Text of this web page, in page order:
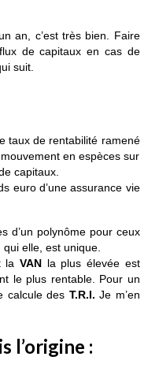
an, c’est très bien. Faire
de capitaux en cas de
suit.
taux de rentabilité ramené
en espèces sur
capitaux.
euro d’une assurance vie
d’un polynôme pour ceux
qui elle, est unique.
la VANla plus élevée est
le plus rentable. Pour un
calcule des T.R.I. Je m’en
l’origine :